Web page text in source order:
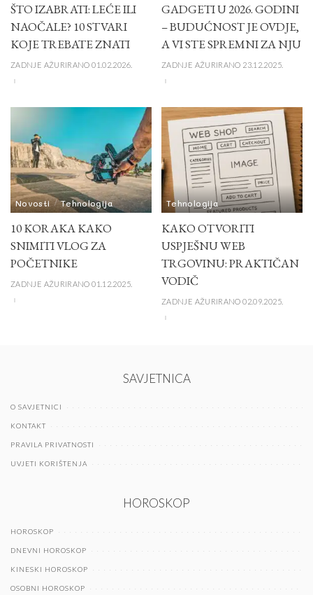
ŠTO IZABRATI: LEĆE ILI
NAOČALE? 10 STVARI
KOJE TREBATE ZNATI
ZADNJE AŽURIRANO 01.02.2026.
GADGETI U 2026. GODINI
– BUDUĆNOST JE OVDJE,
A VI STE SPREMNI ZA NJU
ZADNJE AŽURIRANO 23.12.2025.
Novosti Tehnologija
10 KORAKA KAKO
SNIMITI VLOG ZA
POČETNIKE
ZADNJE AŽURIRANO 01.12.2025.
Tehnologija
KAKO OTVORITI
USPJEŠNU WEB
TRGOVINU: PRAKTIČAN
VODIČ
ZADNJE AŽURIRANO 02.09.2025.
SAVJETNICA
O SAVJETNICI
KONTAKT
PRAVILA PRIVATNOSTI
UVJETI KORIŠTENJA
HOROSKOP
HOROSKOP
DNEVNI HOROSKOP
KINESKI HOROSKOP
OSOBNI HOROSKOP